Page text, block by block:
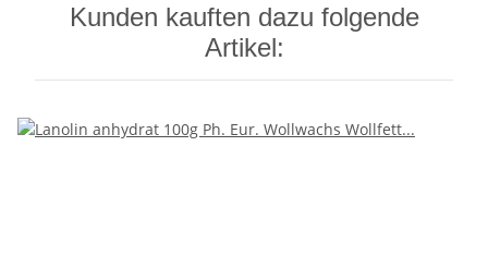
Kunden kauften dazu folgende
Artikel: